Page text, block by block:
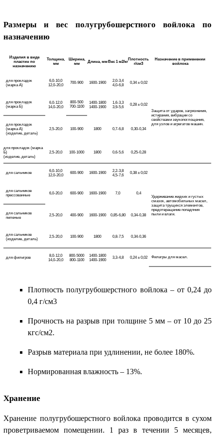
Размеры и вес полугрубошерстного войлока по
назначению
Изделия в виде
пластин по
назначению
Толщина,
мм
Ширина,
мм
Длина, ммВес 1 м2/кг
Плотность
г/см3
Назначение в применении
войлока
для прокладок
(марка А)
6,0-10,0
12,0-20,0
700-900 1600-1900
2,0-3,4
4,0-6,8
0,34 ± 0,02
Защита от ударов, загрязнения,
истирания, вибрации со
свойствами звукопоглощения,
для узлов и агрегатов машин.
для прокладок
(марка Б)
6,0-12,0
14,0-20,0
800-500
700-1100
1400-1800
1400-1900
1,6-3,3
3,9-5,6
0,28 ± 0,02
для прокладок
(марка А)
(изделие, деталь)
2,5-20,0 100-900 1800 0,7-6,8 0,30-0,34
для прокладок (марка
Б)
(изделие, деталь)
2,5-20,0 100-1000 1800 0,6-5,6 0,25-0,28
для сальников
6,0-10,0
12,0-20,0
600-900 1600-1900
2,2-3,8
4,5-7,6
0,38 ± 0,02
Удерживание жидких и густых
смазок, автомобильных масел,
защита трущихся элементов,
предотвращение попадпния
пыли и влаги.
для сальников
прессованные
6,0-20,0 600-900 1600-1900 7,0 0,4
для сальников
пиленые
2,5-20,0 400-900 1600-1900 0,85-6,80 0,34-0,38
для сальников
(изделие, деталь)
2,5-20,0 100-900 1800 0,8-7,5 0,34-0,36
для фильтров
8,0-12,0
14,0-20,0
800-5000
800-1100
1400-1800
1400-1900
3,3-4,8 0,24 ± 0,02 Фильтры для масел.
Плотность полугрубошерстного войлока – от 0,24 до
0,4 г/см3
Прочность на разрыв при толщине 5 мм – от 10 до 25
кгс/см2.
Разрыв материала при удлинении, не более 180%.
Нормированная влажность – 13%.
Хранение
Хранение полугрубошерстного войлока проводится в сухом
проветриваемом помещении. 1 раз в течении 5 месяцев,